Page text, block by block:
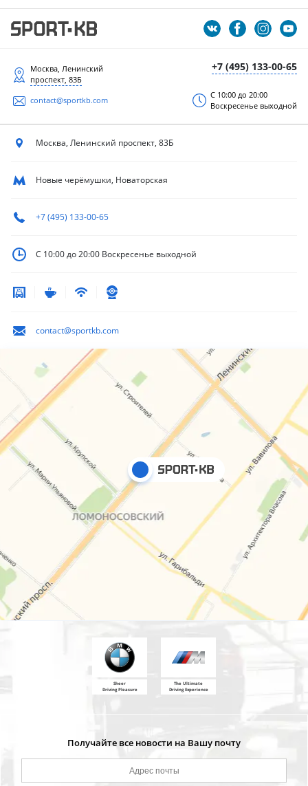
+7 (495) 133-00-65
Москва, Ленинский
проспект, 83Б
contact@sportkb.com
С 10:00 до 20:00
Воскресенье выходной
Москва, Ленинский проспект, 83Б
Новые черёмушки, Новаторская
+7 (495) 133-00-65
С 10:00 до 20:00 Воскресенье выходной
contact@sportkb.com
Sheer
Driving Pleasure
The Ultimate
Driving Experience
Получайте все новости на Вашу почту